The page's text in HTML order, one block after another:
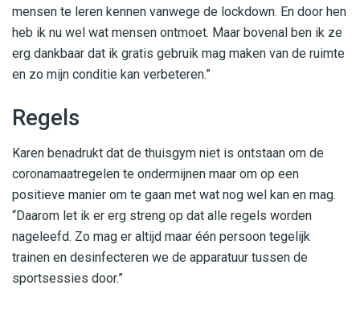
mensen te leren kennen vanwege de lockdown. En door hen
heb ik nu wel wat mensen ontmoet. Maar bovenal ben ik ze
erg dankbaar dat ik gratis gebruik mag maken van de ruimte
en zo mijn conditie kan verbeteren.”
Regels
Karen benadrukt dat de thuisgym niet is ontstaan om de
coronamaatregelen te ondermijnen maar om op een
positieve manier om te gaan met wat nog wel kan en mag.
“Daarom let ik er erg streng op dat alle regels worden
nageleefd. Zo mag er altijd maar één persoon tegelijk
trainen en desinfecteren we de apparatuur tussen de
sportsessies door.”